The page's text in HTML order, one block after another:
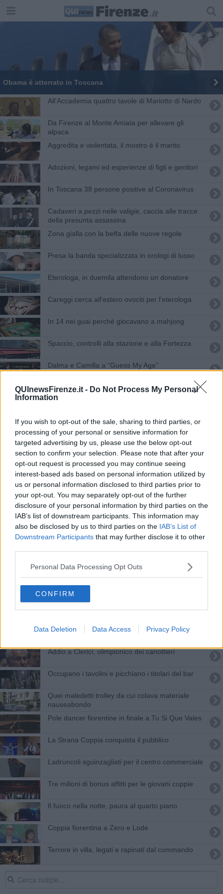
QUInewsFirenze.it - Do Not Process My Personal
Information
If you wish to opt-out of the sale, sharing to third parties, or
processing of your personal or sensitive information for
targeted advertising by us, please use the below opt-out
section to confirm your selection. Please note that after your
opt-out request is processed you may continue seeing
interest-based ads based on personal information utilized by
us or personal information disclosed to third parties prior to
your opt-out. You may separately opt-out of the further
disclosure of your personal information by third parties on the
IAB’s list of downstream participants. This information may
also be disclosed by us to third parties on the IAB’s List of
Downstream Participants that may further disclose it to other
Personal Data Processing Opt Outs
CONFIRM
Data Deletion Data Access Privacy Policy
Obama è atterrato in Toscana
All'Accademia quattro tavole di Mariotto di Nardo
Da Firenze al Monte Amiata per allevare gli
alpaca
Aggredita e violentata, il mostro è il marito
Adozioni, legami ed esperienze di figli e genitori
In Toscana 38 persone positive al Coronavirus
Cadaveri a pezzi nelle valigie, caccia alle tracce
della presunta assassina
Zona gialla con la beffa delle nuove regole
Presa la banda specializzata in orologi di lusso
Eterologa, in duemila attendono un donatore
Careggi cerca all'estero ovociti per l'eterologa
In 14 nei guai perché giocavano a mahjong
Spaccio, controlli alla stazione e alla Fortezza
Dalma e Camilla a “Guess My Age”
Kata, lo zio arrestato per il racket delle stanze
passamontagna
Gli agenti di quartiere scendono in strada
Cade dalle scale, grave un bimbo di 9 anni
Assalto al clochard con spranga e pietre
Il Meyer per amico, torna l'open day
Un mito irrisolto dentro l'opera di Leonardo
Il figlio della coppia fatta a pezzi è in carcere in
Svizzera
​Il condominio solidale per anziani e bambini
Due fiorentini a Zero e Lode
L'incubo della moglie, picchiata davanti ai figli
Addio a Clerici, olimpionico dei canottieri
Occupano i tavolini e picchiano i titolari del bar
Quei maledetti trolley da cui colava materiale
nauseabondo
Pole dancer fiorentine in finale a Tu Si Que Vales
La Strana Coppia conquista il pubblico
Ladruncoli sguinzagliati per il centro commerciale
Tre milioni di bonus affitti per le giovani coppie
Il fuoco nella notte, paura al quarto piano
Coppia fiorentina a Zero e Lode
Terrore in villa, legati e rapinati dal commando